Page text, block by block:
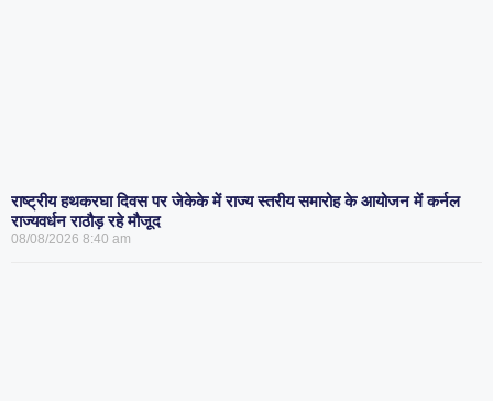
राष्ट्रीय हथकरघा दिवस पर जेकेके में राज्य स्तरीय समारोह के आयोजन में कर्नल
राज्यवर्धन राठौड़ रहे मौजूद
08/08/2026 8:40 am